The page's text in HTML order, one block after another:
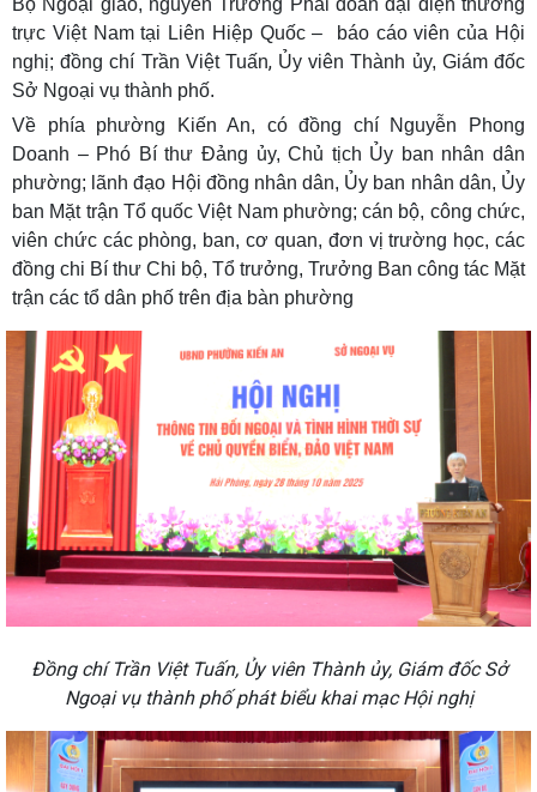
Bộ Ngoại giao, nguyên Trưởng Phái đoàn đại diện thường
trực Việt Nam tại Liên Hiệp Quốc – báo cáo viên của Hội
nghị; đồng chí Trần Việt Tuấn,Ủy viên Thành ủy, Giám đốc
Sở Ngoại vụ thành phố.
Về phía phường Kiến An, có đồng chí Nguyễn Phong
Doanh – Phó Bí thư Đảng ủy, Chủ tịch Ủy ban nhân dân
phường; lãnh đạo Hội đồng nhân dân, Ủy ban nhân dân, Ủy
ban Mặt trận Tổ quốc Việt Nam phường; cán bộ, công chức,
viên chức các phòng, ban, cơ quan, đơn vị trường học, các
đồng chi Bí thư Chi bộ, Tổ trưởng, Trưởng Ban công tác Mặt
trận các tổ dân phố trên địa bàn phường
Đồng chí Trần Việt Tuấn, Ủy viên Thành ủy, Giám đốc Sở
Ngoại vụ thành phố phát biểu khai mạc Hội nghị